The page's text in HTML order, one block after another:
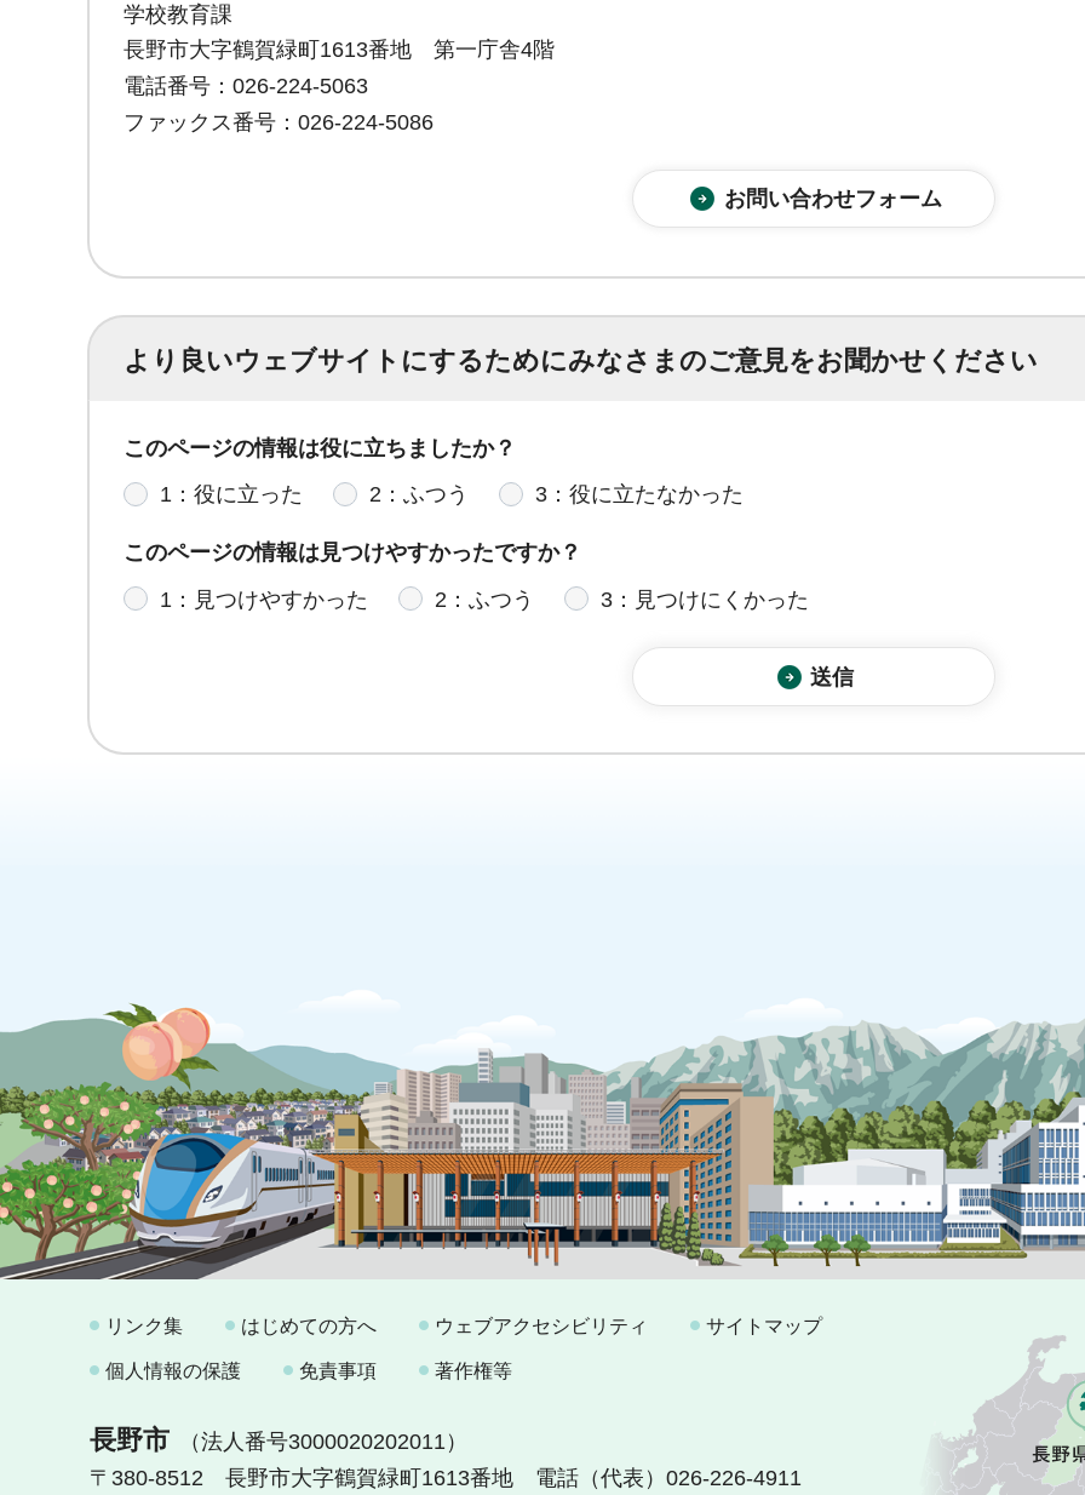
学校教育課
長野市大字鶴賀緑町1613番地 第一庁舎4階
電話番号：026-224-5063
ファックス番号：026-224-5086
より良いウェブサイトにするためにみなさまのご意見をお聞かせください
このページの情報は役に立ちましたか？
1：役に立った
2：ふつう 3：役に立たなかった
このページの情報は見つけやすかったですか？
1：見つけやすかった
2：ふつう 3：見つけにくかった
リンク集 はじめての方へ ウェブアクセシビリティ サイトマップ
個人情報の保護 免責事項 著作権等
長野市
（法人番号3000020202011）
〒380-8512 長野市大字鶴賀緑町1613番地
電話（代表）026-226-4911